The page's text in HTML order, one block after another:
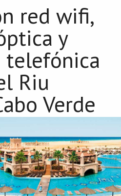
red wifi,
y
Riu
Verde